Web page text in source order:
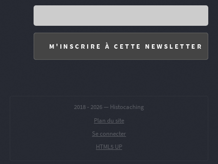
2018 - 2026 — Histocaching
Plan du site
Se connecter
HTML5 UP